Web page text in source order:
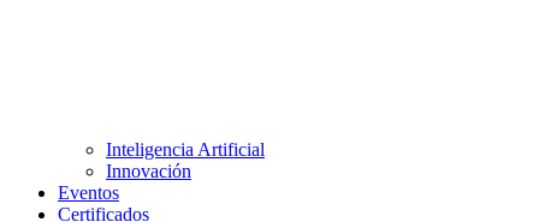
Inteligencia Artificial
Innovación
Eventos
Certificados